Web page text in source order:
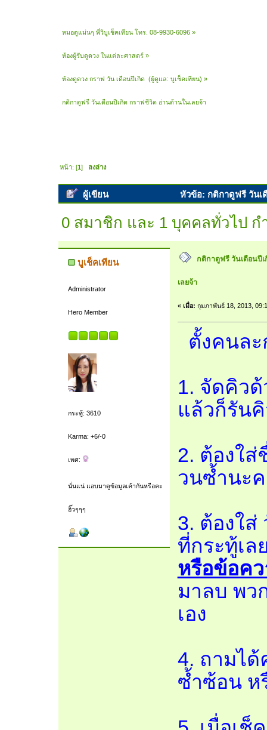
หมอดูแม่นๆ พี่วิบูเช็คเทียน โทร. 08-9930-6096 »
ห้องผู้รับดูดวง ในแต่ละศาสตร์ »
ห้องดูดวง กราฟ วัน เดือนปีเกิด (ผู้ดูแล:บูเช็คเทียน) »
กติกาดูฟรี วันเดือนปีเกิด กราฟชีวิต อ่านด้านในเลยจ้า
หน้า: [1] ลงล่าง
ผู้เขียน หัวข้อ: กติกาดูฟรี วันเ
0 สมาชิก และ 1 บุคคลทั่วไป
บูเช็คเทียน
Administrator
Hero Member
กระทู้: 3610
Karma: +6/-0
เพศ:
นั่นแน่ แอบมาดูข้อมูลเค้ากันหรือคะ
ฮิ๊วๆๆๆ
กติกาดูฟรี วันเดือนปี
เลยจ้า
« เมื่อ: กุมภาพันธ์ 18, 2013,
ตั้งคนละ
1. จัดคิว
แล้วก็รัน
2. ต้องใส่
วนซ้ำนะ
3. ต้องใส่
ที่กระทู้เล
หรือข้อค
มาลบ พว
เอง
4. ถามได้
ซ้ำซ้อน ห